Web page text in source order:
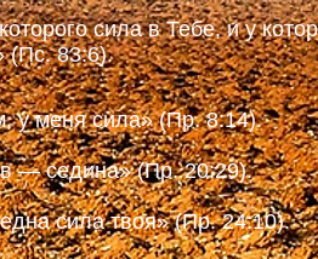
сила в Тебе, и у
(Пс. 83:6).
у меня сила» (Пр. 8:14).
— седина» (Пр. 20:29).
сила твоя» (Пр. 24:10).